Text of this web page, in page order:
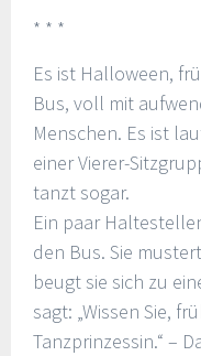
* * *
Es ist Halloween,
Bus, voll mit
Menschen. Es ist
einer Vierer-
tanzt sogar.
Ein paar
den Bus. Sie
beugt sie sich zu
sagt: „Wissen Sie,
Tanzprinzessin.“ –